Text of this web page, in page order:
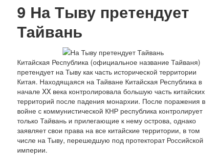
9 На Тыву претендует
Тайвань
Китайская Республика (официальное название Тайваня)
претендует на Тыву как часть исторической территории
Китая. Находящаяся на Тайване Китайская Республика в
начале XX века контролировала большую часть китайских
территорий после падения монархии. После поражения в
войне с коммунистической КНР республика контролирует
только Тайвань и прилегающие к нему острова, однако
заявляет свои права на все китайские территории, в том
числе на Тыву, перешедшую под протекторат Российской
империи.